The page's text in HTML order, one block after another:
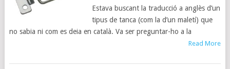
Estava buscant la traducció a anglès d’un
tipus de tanca (com la d’un maletí) que
no sabia ni com es deia en català. Va ser preguntar-ho a la
Read More